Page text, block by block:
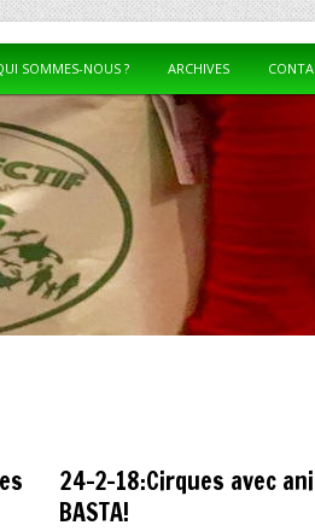
SOMMES-NOUS ? ARCHIVES
24-2-18:Cirques avec
BASTA!